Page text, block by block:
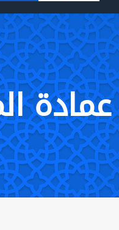
عمادة